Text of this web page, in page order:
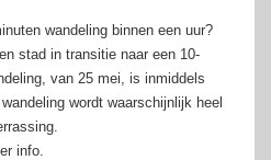
wandeling binnen een uur?
stad in transitie naar een 10-
van 25 mei, is inmiddels
wordt waarschijnlijk heel
info.